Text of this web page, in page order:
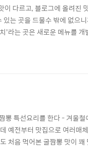
다르고, 블로그에 올려진
는 곳을 드물수 밖에 없으
'라는 곳은 새로운 메뉴를 개
는 제목을 붙이기에 합당하
특선요리를 한다 - 겨울철
예전부터 맛집으로 여러매
처음 먹어본 굴짬뽕 맛이 꽤